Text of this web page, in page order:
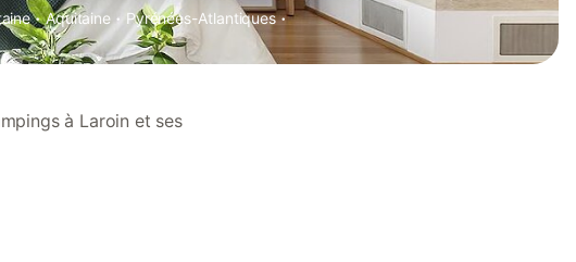
· Aquitaine · Pyrénées-Atlantiques ·
à Laroin et ses